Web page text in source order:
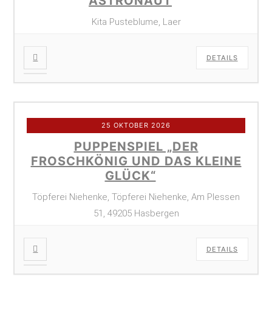
Kita Pusteblume, Laer
DETAILS
25 OKTOBER 2026
PUPPENSPIEL „DER
FROSCHKÖNIG UND DAS KLEINE
GLÜCK“
Töpferei Niehenke, Töpferei Niehenke, Am Plessen
51, 49205 Hasbergen
DETAILS